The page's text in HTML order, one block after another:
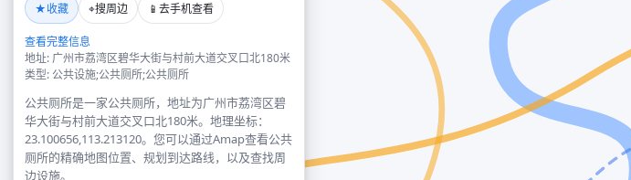
★收藏 ⌖搜周边 📱 去手机查看
查看完整信息
地址: 广州市荔湾区碧华大街与村前大道交叉口北180米
类型: 公共设施;公共厕所;公共厕所
公共厕所是一家公共厕所，地址为广州市荔湾区碧
华大街与村前大道交叉口北180米。地理坐标：
23.100656,113.213120。您可以通过Amap查看公共
厕所的精确地图位置、规划到达路线，以及查找周
边设施。